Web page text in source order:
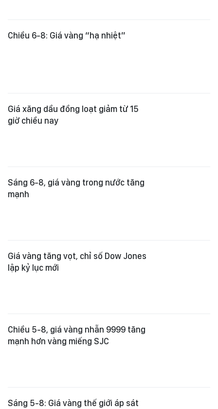
Chiều 6-8: Giá vàng “hạ nhiệt”
Giá xăng dầu đồng loạt giảm từ 15
giờ chiều nay
Sáng 6-8, giá vàng trong nước tăng
mạnh
Giá vàng tăng vọt, chỉ số Dow Jones
lập kỷ lục mới
Chiều 5-8, giá vàng nhẫn 9999 tăng
mạnh hơn vàng miếng SJC
Sáng 5-8: Giá vàng thế giới áp sát